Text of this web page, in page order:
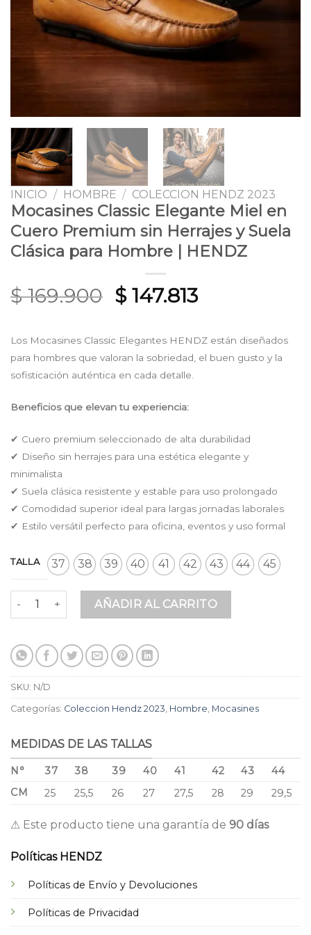
INICIO / HOMBRE / COLECCION HENDZ 2023
Mocasines Classic Elegante Miel en
Cuero Premium sin Herrajes y Suela
Clásica para Hombre | HENDZ
$169.900 Original
was:
$ 169.900.
$147.813Current
is:
$ 147.813.
Los Mocasines Classic Elegantes HENDZ están diseñados
para hombres que valoran la sobriedad, el buen gusto y la
sofisticación auténtica en cada detalle.
Beneficios que elevan tu experiencia:
✔ Cuero premium seleccionado de alta durabilidad
✔ Diseño sin herrajes para una estética elegante y
minimalista
✔ Suela clásica resistente y estable para uso prolongado
✔ Comodidad superior ideal para largas jornadas laborales
✔ Estilo versátil perfecto para oficina, eventos y uso formal
TALLA 37 38 39 40 41 42 43 44 45
Mocasines Classic Elegante Miel en Cuero Premium sin
AÑADIR AL CARRITO
SKU: N/D
Categorías: Coleccion Hendz 2023 Hombre Mocasines
MEDIDAS DE LAS TALLAS
N° 37 38 39 40 41 42 43
44
CM
25 25,5 26 27 27,5 28 29 29,5
⚠ Este producto tiene una garantía de 90 días
Políticas HENDZ
Políticas de Envío y Devoluciones
Políticas de Privacidad